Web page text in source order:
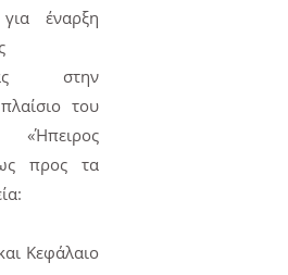
έναρξη
στην
του
«Ήπειρος
προς τα
Κεφάλαιο